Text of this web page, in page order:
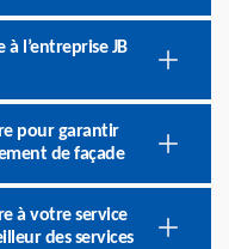
l’entreprise JB
pour garantir
de façade
à votre service
des services